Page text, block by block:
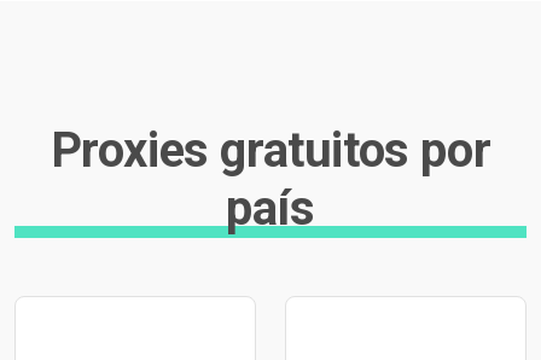
Proxies gratuitos por
país